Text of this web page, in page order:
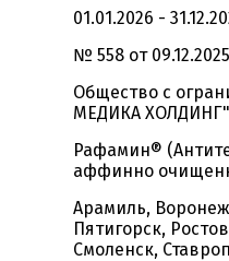
01.01.2026 -
№ 558 от 09.12.2025
Общество с
МЕДИКА ХОЛДИНГ"
Рафамин®
аффинно
Арамиль,
Пятигорск,
Смоленск,